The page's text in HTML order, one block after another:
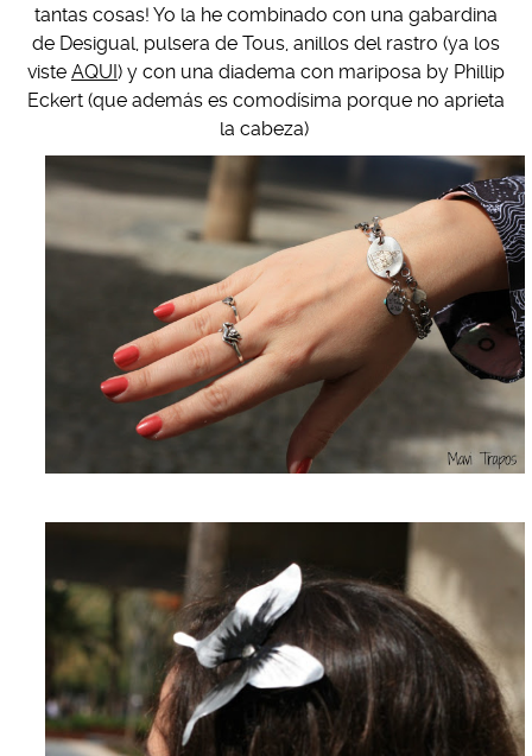
tantas cosas! Yo la he combinado con una gabardina
de Desigual, pulsera de Tous, anillos del rastro (ya los
viste AQUI) y con una diadema con mariposa by Phillip
Eckert (que además es comodísima porque no aprieta
la cabeza)